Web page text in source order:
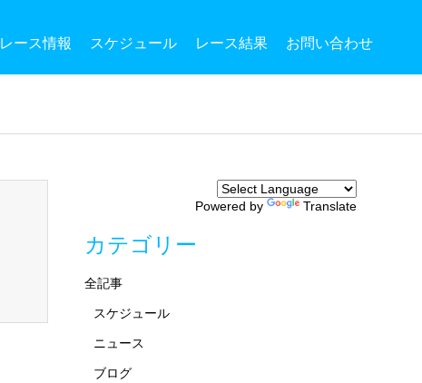
レース情報 スケジュール レース結果 お問い合わせ
Powered by Translate
カテゴリー
全記事
スケジュール
ニュース
ブログ